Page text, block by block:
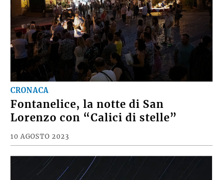
CRONACA
Fontanelice, la notte di San
Lorenzo con “Calici di stelle”
10 AGOSTO 2023